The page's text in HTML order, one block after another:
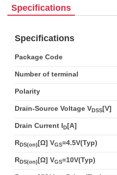
Specifications
Specifications
Package Code
Number of terminal
Polarity
Drain-Source Voltage VDSS[V]
Drain Current ID[A]
RDS(on)[Ω] VGS=4.5V(Typ)
RDS(on)[Ω] VGS=10V(Typ)